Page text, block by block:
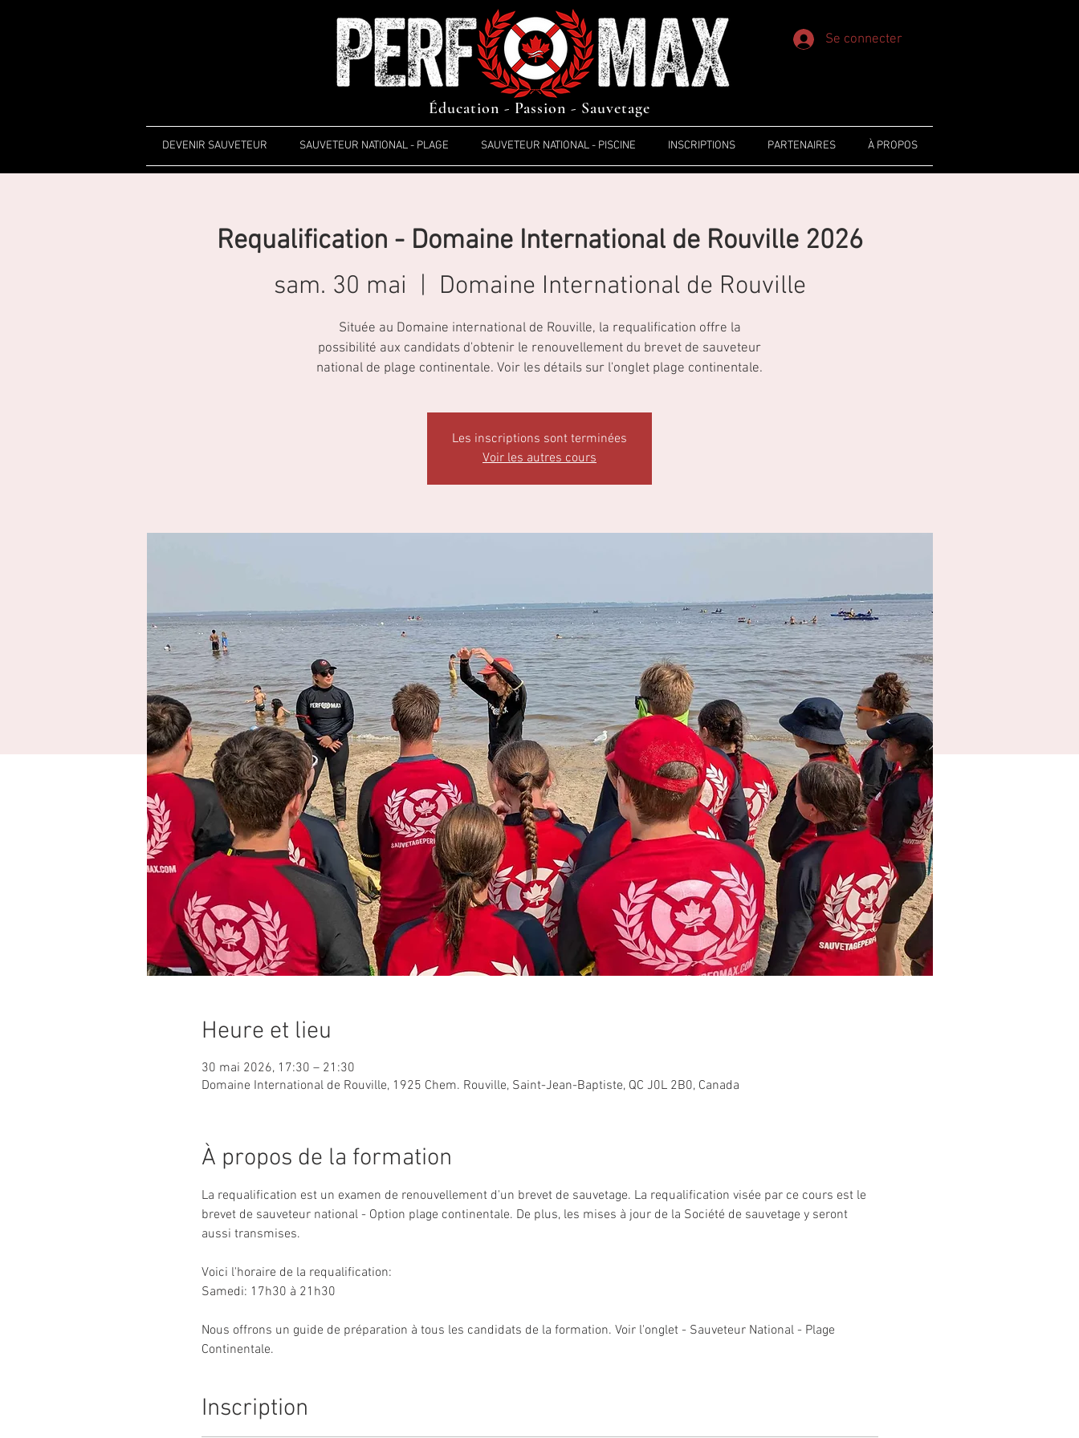
Se connecter
Éducation - Passion - Sauvetage
DEVENIR SAUVETEUR SAUVETEUR NATIONAL - PLAGE SAUVETEUR NATIONAL - PISCINE INSCRIPTIONS PARTENAIRES À PROPOS
Requalification - Domaine International de Rouville 2026
sam. 30 mai Domaine International de Rouville
Située au Domaine international de Rouville, la requalification offre la
possibilité aux candidats d'obtenir le renouvellement du brevet de sauveteur
national de plage continentale. Voir les détails sur l'onglet plage continentale.
Les inscriptions sont terminées
Voir les autres cours
Heure et lieu
30 mai 2026, 17:30 – 21:30
Domaine International de Rouville, 1925 Chem. Rouville, Saint-Jean-Baptiste, QC J0L 2B0, Canada
À propos de la formation
La requalification est un examen de renouvellement d'un brevet de sauvetage. La requalification visée par ce cours est le
brevet de sauveteur national - Option plage continentale. De plus, les mises à jour de la Société de sauvetage y seront
aussi transmises.
Voici l'horaire de la requalification:
Samedi: 17h30 à 21h30
Nous offrons un guide de préparation à tous les candidats de la formation. Voir l'onglet - Sauveteur National - Plage
Continentale.
Inscription